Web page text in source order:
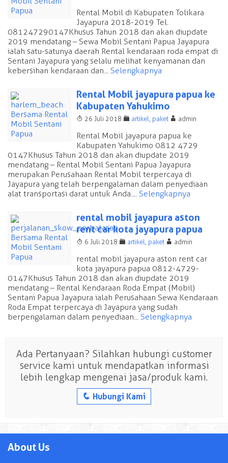
Rental Mobil di Kabupaten Tolikara
Jayapura 2018-2019 Tel.
081247290147 Khusus Tahun 2018 dan akan diupdate
2019 mendatang – Sewa Mobil Sentani Papua Jayapura
ialah satu-satunya daerah Rental kendaraan roda empat di
Sentani Jayapura yang selalu melihat kenyamanan dan
kebersihan kendaraan dan... Selengkapnya
Rental Mobil jayapura papua ke
Kabupaten Yahukimo
T 26 Juli 2018 F artikel paket A admin
Rental Mobil jayapura papua ke
Kabupaten Yahukimo 0812 4729
0147 Khusus Tahun 2018 dan akan diupdate 2019
mendatang – Rental Mobil Sentani Papua Jayapura
merupakan Perusahaan Rental Mobil terpercaya di
Jayapura yang telah berpengalaman dalam penyediaan
alat transportasi darat untuk Anda.... Selengkapnya
rental mobil jayapura aston
rent car kota jayapura papua
T 6 Juli 2018 F artikel paket A admin
rental mobil jayapura aston rent car
kota jayapura papua 0812-4729-
0147 Khusus Tahun 2018 dan akan diupdate 2019
mendatang – Rental Kendaraan Roda Empat (Mobil)
Sentani Papua Jayapura ialah Perusahaan Sewa Kendaraan
Roda Empat terpercaya di Jayapura yang sudah
berpengalaman dalam penyediaan... Selengkapnya
Ada Pertanyaan? Silahkan hubungi customer
service kami untuk mendapatkan informasi
lebih lengkap mengenai jasa/produk kami.
q Hubungi Kami
About Us